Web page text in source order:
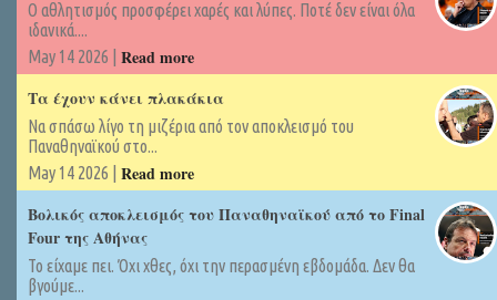
Ο αθλητισμός προσφέρει χαρές και λύπες. Ποτέ δεν είναι όλα
ιδανικά....
May 14 2026 | Read more
Τα έχουν κάνει πλακάκια
Να σπάσω λίγο τη μιζέρια από τον αποκλεισμό του
Παναθηναϊκού στο...
May 14 2026 | Read more
Βολικός αποκλεισμός του Παναθηναϊκού από το Final
Four της Αθήνας
Το είχαμε πει. Όχι χθες, όχι την περασμένη εβδομάδα. Δεν θα
βγούμε...